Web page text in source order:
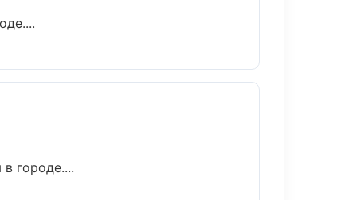
городе....